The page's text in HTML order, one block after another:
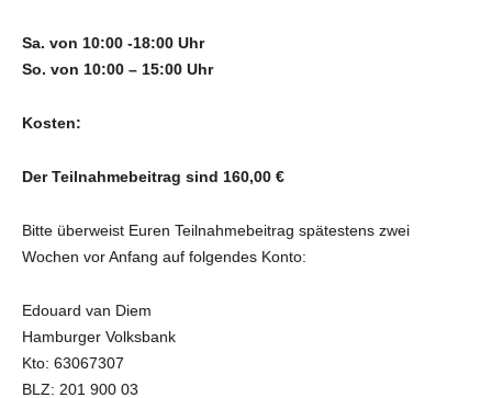
Sa. von 10:00 -18:00 Uhr
So. von 10:00 – 15:00 Uhr
Kosten:
Der Teilnahmebeitrag sind 160,00 €
Bitte überweist Euren Teilnahmebeitrag spätestens zwei
Wochen vor Anfang auf folgendes Konto:
Edouard van Diem
Hamburger Volksbank
Kto: 63067307
BLZ: 201 900 03